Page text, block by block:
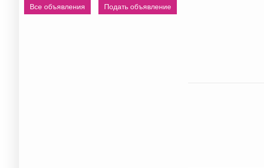
Все объявления
Подать объявление